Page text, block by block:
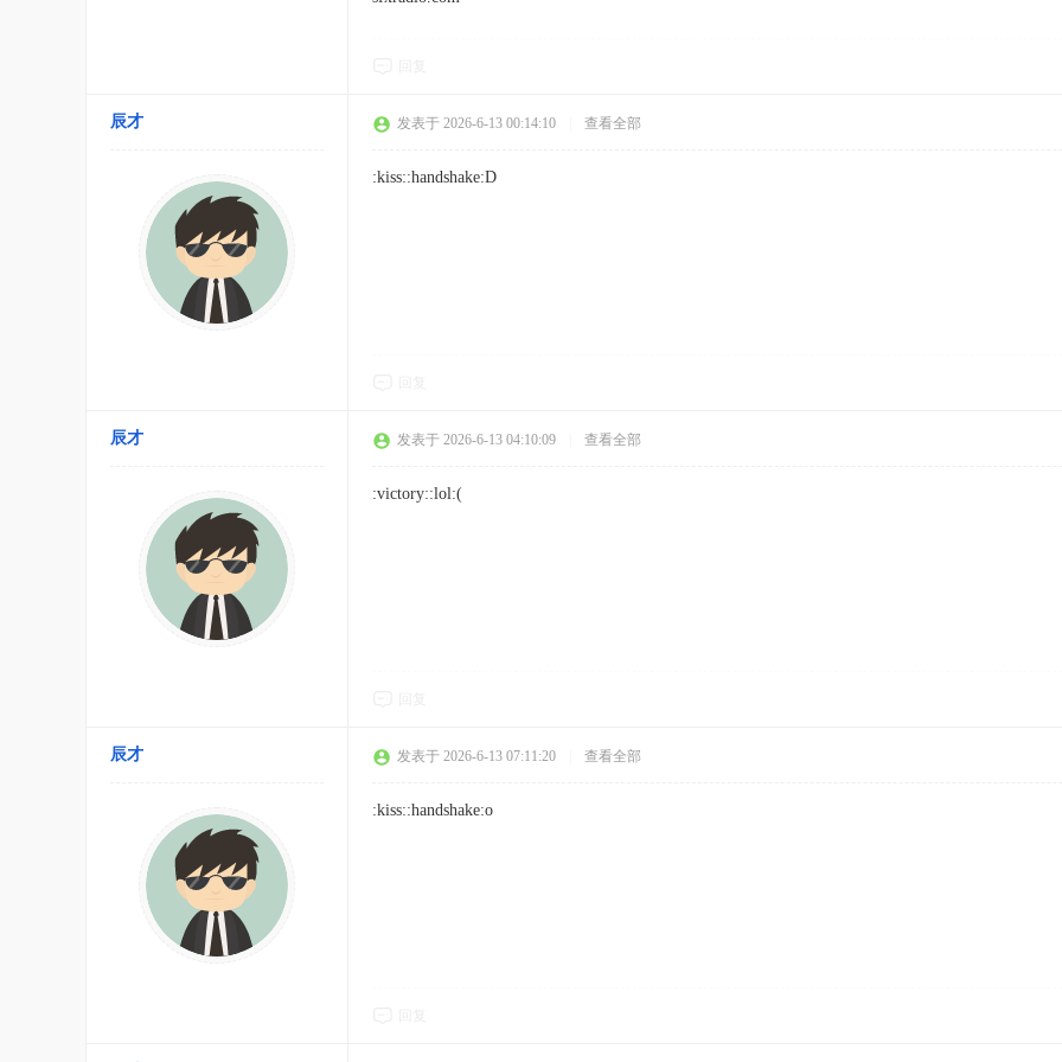
辰才 发表于 2026-6-13 00:14:10 查看全部
:kiss::handshake:D
辰才 发表于 2026-6-13 04:10:09 查看全部
:victory::lol:(
辰才 发表于 2026-6-13 07:11:20 查看全部
:kiss::handshake:o